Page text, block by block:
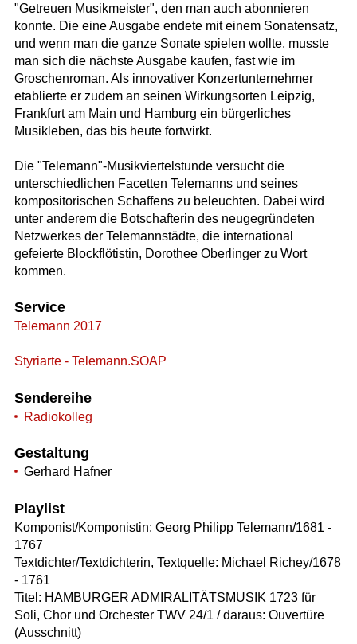
"Getreuen Musikmeister", den man auch abonnieren
konnte. Die eine Ausgabe endete mit einem Sonatensatz,
und wenn man die ganze Sonate spielen wollte, musste
man sich die nächste Ausgabe kaufen, fast wie im
Groschenroman. Als innovativer Konzertunternehmer
etablierte er zudem an seinen Wirkungsorten Leipzig,
Frankfurt am Main und Hamburg ein bürgerliches
Musikleben, das bis heute fortwirkt.
Die "Telemann"-Musikviertelstunde versucht die
unterschiedlichen Facetten Telemanns und seines
kompositorischen Schaffens zu beleuchten. Dabei wird
unter anderem die Botschafterin des neugegründeten
Netzwerkes der Telemannstädte, die international
gefeierte Blockflötistin, Dorothee Oberlinger zu Wort
kommen.
Service
Telemann 2017
Styriarte - Telemann.SOAP
Sendereihe
Radiokolleg
Gestaltung
Gerhard Hafner
Playlist
Komponist/Komponistin: Georg Philipp Telemann/1681 -
1767
Textdichter/Textdichterin, Textquelle: Michael Richey/1678
- 1761
Titel: HAMBURGER ADMIRALITÄTSMUSIK 1723 für
Soli, Chor und Orchester TWV 24/1 / daraus: Ouvertüre
(Ausschnitt)